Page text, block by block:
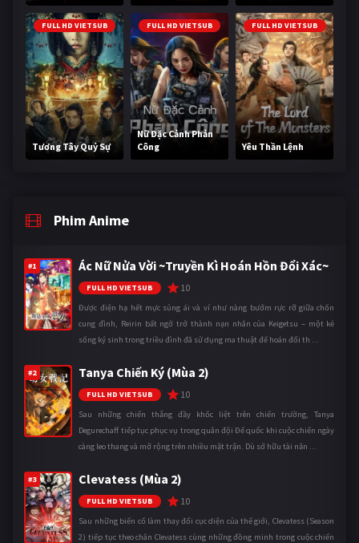
FULL HD VIETSUB
Tương Tây Quỷ Sự
FULL HD VIETSUB
Nữ Đặc Cảnh Phản
Công
FULL HD VIETSUB
Yêu Thần Lệnh
Phim Anime
#1 Ác Nữ Nửa Vời ~Truyền Kì Hoán Hồn Đổi Xác~
FULL HD VIETSUB 10
Được điện hạ hết mực sủng ái và ví như nàng bướm rực rỡ giữa chốn
cung đình, Reirin bất ngờ trở thành nạn nhân của Keigetsu – một kẻ
sống ký sinh trong triều đình đã sử dụng ma thuật để hoán đổi th ...
#2 Tanya Chiến Ký (Mùa 2)
FULL HD VIETSUB 10
Sau những chiến thắng đầy khốc liệt trên chiến trường, Tanya
Degurechaff tiếp tục phục vụ trong quân đội Đế quốc khi cuộc chiến ngày
càng leo thang và mở rộng trên nhiều mặt trận. Dù sở hữu tài năn ...
#3 Clevatess (Mùa 2)
FULL HD VIETSUB 10
Sau những biến cố làm thay đổi cục diện của thế giới, Clevatess (Season
2) tiếp tục theo chân Clevatess cùng những đồng minh trong cuộc chiến